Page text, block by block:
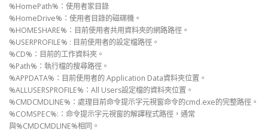
%HomePath%：使用者家目錄
%HomeDrive%：使用者目錄的磁碟機。
%HOMESHARE%：目前使用者共用資料夾的網路路徑。
%USERPROFILE% : 目前使用者的設定檔路徑。
%CD%：目前的工作資料夾。
%Path%：執行檔的搜尋路徑。
%APPDATA%：目前使用者的 Application Data資料夾位置。
%ALLUSERSPROFILE%：All Users設定檔的資料夾位置。
%CMDCMDLINE%：處理目前命令提示字元視窗命令的cmd.exe的完整路徑。
%COMSPEC%:：命令提示字元視窗的解譯程式路徑，通常
與%CMDCMDLINE%相同。